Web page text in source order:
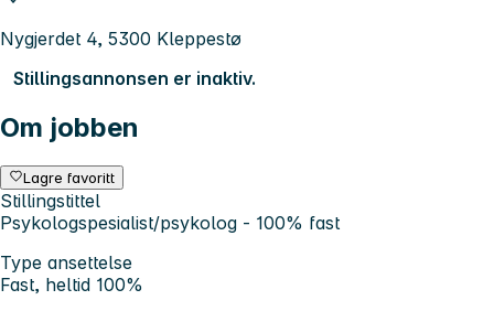
Nygjerdet 4, 5300 Kleppestø
Stillingsannonsen er inaktiv.
Om jobben
Lagre favoritt
Stillingstittel
Psykologspesialist/psykolog - 100% fast
Type ansettelse
Fast, heltid 100%